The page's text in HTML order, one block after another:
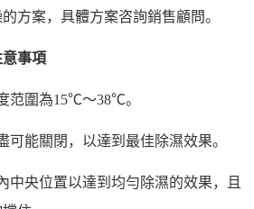
方案，具體方案咨詢銷售顧問。
意事項
范圍為15℃～38℃。
可能關閉，以達到最佳除濕效果。
中央位置以達到均勻除濕的效果，且